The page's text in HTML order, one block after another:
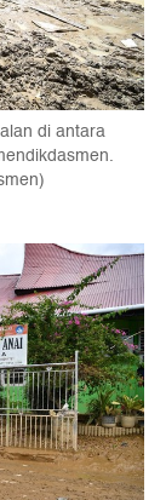
di antara